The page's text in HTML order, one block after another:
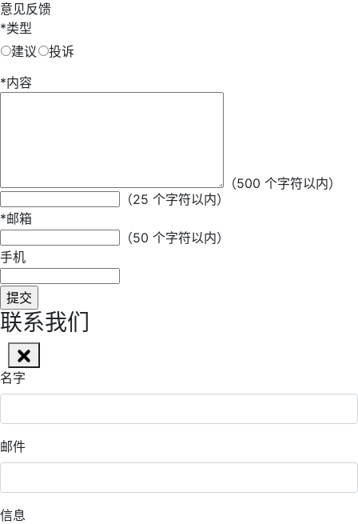
意见反馈
*类型
建议
投诉
*内容
（500 个字符以内）
（25 个字符以内）
*邮箱
（50 个字符以内）
手机
联系我们
名字
邮件
信息